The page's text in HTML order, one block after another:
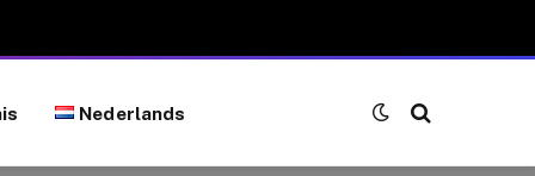
Nederlands